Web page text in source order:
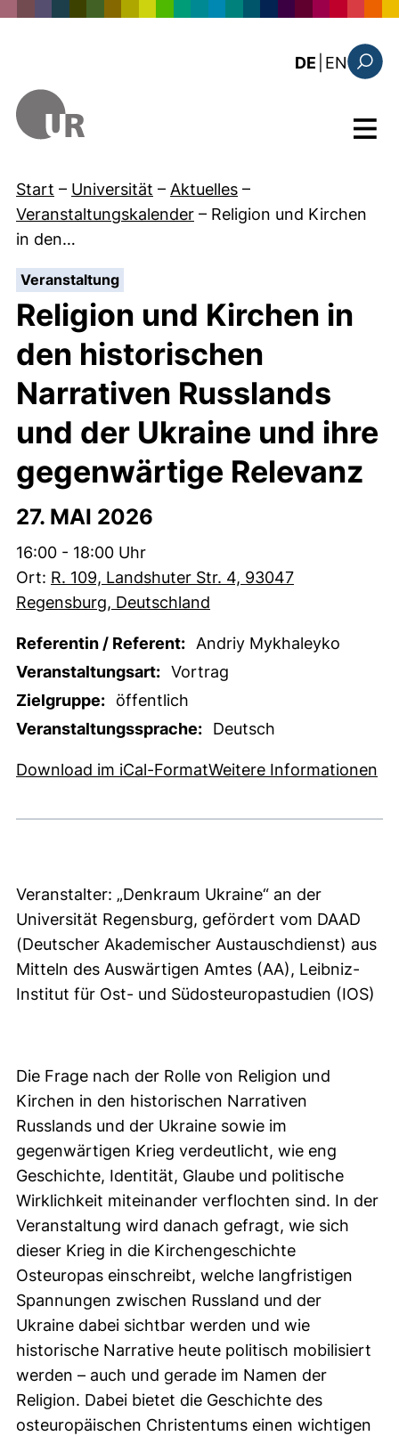
DE EN: the
Menü
Start – Universität – Aktuelles –
Veranstaltungskalender – Religion und Kirchen
in den…
Veranstaltung:
Religion und Kirchen in
den historischen
Narrativen Russlands
und der Ukraine und ihre
gegenwärtige Relevanz
27. MAI 2026
Zeit:
16:00 - 18:00 Uhr
Ort: R. 109, Landshuter Str. 4, 93047
Regensburg, Deutschland
Referentin / Referent:
Andriy Mykhaleyko
Veranstaltungsart: Vortrag
Zielgruppe:
öffentlich
Veranstaltungssprache:
Deutsch
Download im iCal-Format, 1 KB (öffnet neues
Weitere Informationen
Veranstalter: „Denkraum Ukraine“ an der
Universität Regensburg, gefördert vom DAAD
(Deutscher Akademischer Austauschdienst) aus
Mitteln des Auswärtigen Amtes (AA), Leibniz-
Institut für Ost- und Südosteuropastudien (IOS)
Die Frage nach der Rolle von Religion und
Kirchen in den historischen Narrativen
Russlands und der Ukraine sowie im
gegenwärtigen Krieg verdeutlicht, wie eng
Geschichte, Identität, Glaube und politische
Wirklichkeit miteinander verflochten sind. In der
Veranstaltung wird danach gefragt, wie sich
dieser Krieg in die Kirchengeschichte
Osteuropas einschreibt, welche langfristigen
Spannungen zwischen Russland und der
Ukraine dabei sichtbar werden und wie
historische Narrative heute politisch mobilisiert
werden – auch und gerade im Namen der
Religion. Dabei bietet die Geschichte des
osteuropäischen Christentums einen wichtigen